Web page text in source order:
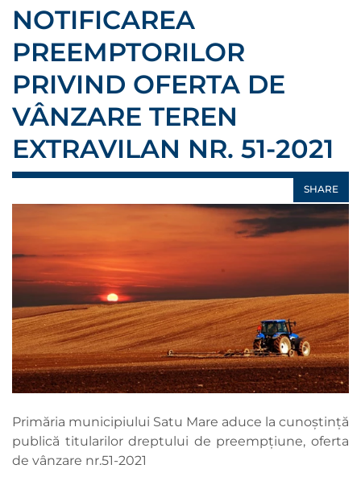
NOTIFICAREA
PREEMPTORILOR
PRIVIND OFERTA DE
VÂNZARE TEREN
EXTRAVILAN NR. 51-2021
SHARE
Primăria municipiului Satu Mare aduce la cunoștință
publică titularilor dreptului de preempțiune, oferta
de vânzare nr.51-2021